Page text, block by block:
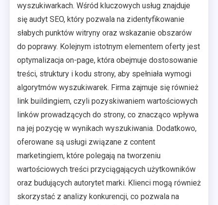
wyszukiwarkach. Wśród kluczowych usług znajduje
się audyt SEO, który pozwala na zidentyfikowanie
słabych punktów witryny oraz wskazanie obszarów
do poprawy. Kolejnym istotnym elementem oferty jest
optymalizacja on-page, która obejmuje dostosowanie
treści, struktury i kodu strony, aby spełniała wymogi
algorytmów wyszukiwarek. Firma zajmuje się również
link buildingiem, czyli pozyskiwaniem wartościowych
linków prowadzących do strony, co znacząco wpływa
na jej pozycję w wynikach wyszukiwania. Dodatkowo,
oferowane są usługi związane z content
marketingiem, które polegają na tworzeniu
wartościowych treści przyciągających użytkowników
oraz budujących autorytet marki. Klienci mogą również
skorzystać z analizy konkurencji, co pozwala na